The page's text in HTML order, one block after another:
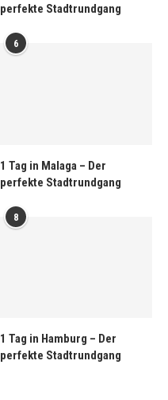
perfekte Stadtrundgang
6
1 Tag in Malaga – Der
perfekte Stadtrundgang
8
1 Tag in Hamburg – Der
perfekte Stadtrundgang